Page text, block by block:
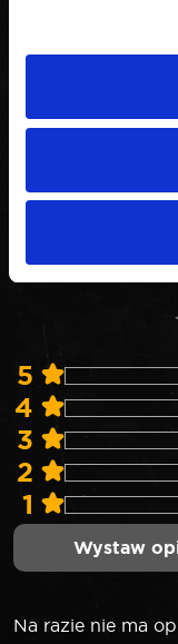
Nie
konsumentów,
5
4
3
2
1
Wystaw
Na razie nie ma